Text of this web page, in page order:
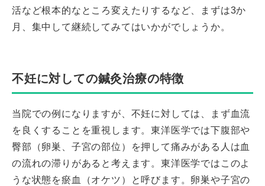
活など根本的なところ変えたりするなど、まずは3か
月、集中して継続してみてはいかがでしょうか。
不妊に対しての鍼灸治療の特徴
当院での例になりますが、不妊に対しては、まず血流
を良くすることを重視します。東洋医学では下腹部や
臀部（卵巣、子宮の部位）を押して痛みがある人は血
の流れの滞りがあると考えます。東洋医学ではこのよ
うな状態を瘀血（オケツ）と呼びます。卵巣や子宮の